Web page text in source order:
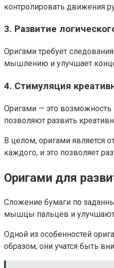
контролировать движения
3. Развитие
Оригами требует
мышлению и улучшает
4. Стимуляция
Оригами — это возможность
позволяют развить
В целом, оригами является
каждого, и это позволяет
Оригами для
Сложение бумаги по
мышцы пальцев и
Одной из особенностей
образом, они учатся быть